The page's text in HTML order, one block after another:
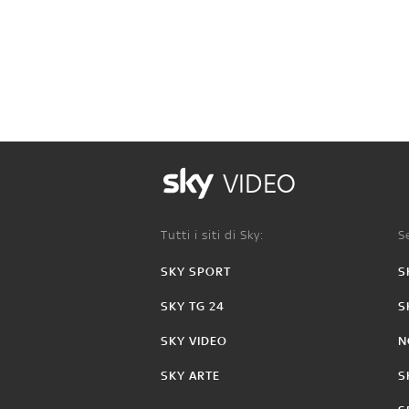
VIDEO
Tutti i siti di Sky:
SKY SPORT
SKY TG 24
SKY VIDEO
SKY ARTE